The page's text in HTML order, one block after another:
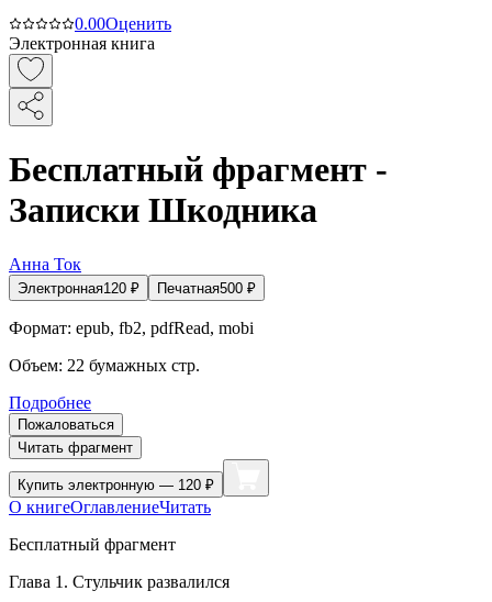
0.00Оценить
Электронная книга
Бесплатный фрагмент -
Записки Шкодника
Анна Ток
Электронная120 ₽ Печатная500 ₽
Формат: epub, fb2, pdfRead, mobi
Объем: 22 бумажных стр.
Подробнее
Пожаловаться
Читать фрагмент
Купить электронную — 120 ₽
О книгеОглавлениеЧитать
Бесплатный фрагмент
Глава 1. Стульчик развалился